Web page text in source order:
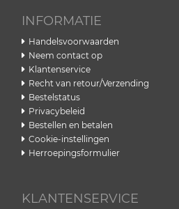
INFORMATIE
Handelsvoorwaarden
Neem contact op
Klantenservice
Recht van retour/Verzending
Bestelstatus
Privacybeleid
Bestellen en betalen
Cookie-instellingen
Herroepingsformulier
KLANTENSERVICE